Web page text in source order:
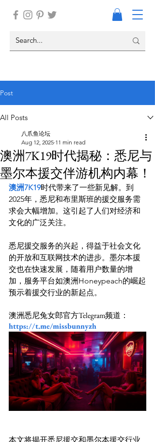
Post
All Posts
澳洲7K19时代揭秘：悉尼与
墨尔本援交伴游机构内幕！
八爪鱼论坛
Aug 12, 2025 11 min read
澳洲7K19时代带来了一些新见解。到
2025年，悉尼和布里斯班的援交服务需
求会大幅增加。这引起了人们对经济和
文化的广泛关注。
悉尼援交服务的兴起，得益于社会文化
的开放和互联网技术的进步。墨尔本援
交也在快速发展，随着用户数量的增
加，服务平台如澳洲Honeypeach的崛起
澳洲悉尼兔女郎官方Telegram频道：
https://t.me/missbunnyzh
本文将揭开悉尼援交和墨尔本援交行业